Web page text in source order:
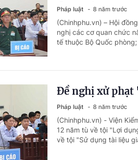
Pháp luật 8 năm trước
(Chinhphu.vn) – Hội
nghị các cơ quan chức
tế thuộc Bộ Quốc
Đề nghị xử phạt
Pháp luật 8 năm trước
(Chinhphu.vn) - Viện
12 năm tù về tội "Lợi
về tội "Sử dụng tài liệu